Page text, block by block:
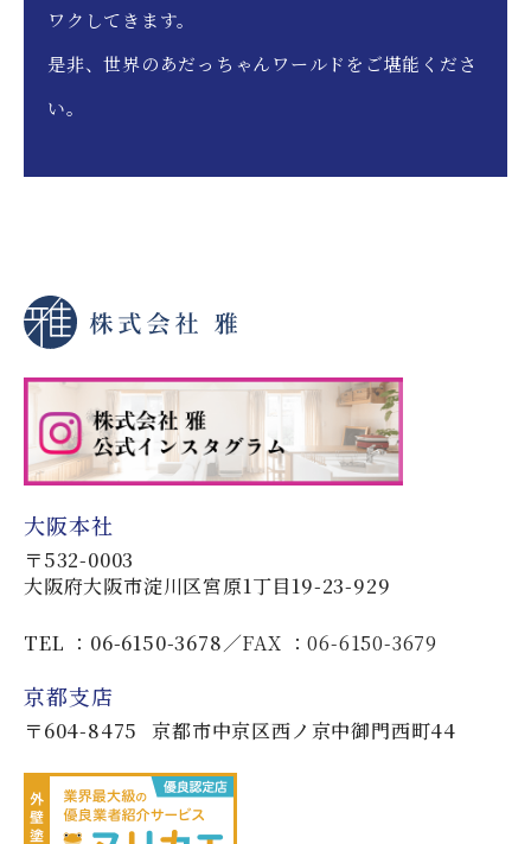
ワクしてきます。
是非、世界のあだっちゃんワールドをご堪能くださ
い。
大阪本社
〒532-0003
大阪府大阪市淀川区宮原1丁目19-23-929
TEL ：06-6150-3678 FAX ：06-6150-3679
京都支店
〒604-8475 京都市中京区西ノ京中御門西町44